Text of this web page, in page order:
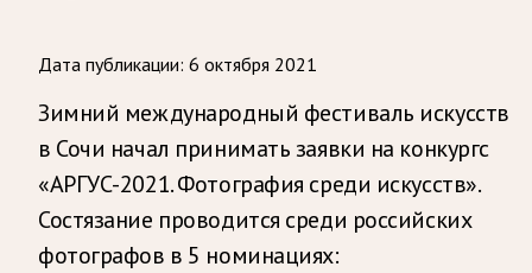
Дата публикации: 6 октября 2021
Зимний международный фестиваль искусств
в Сочи начал принимать заявки на конкургс
«АРГУС-2021. Фотография среди искусств».
Состязание проводится среди российских
фотографов в 5 номинациях: